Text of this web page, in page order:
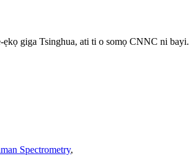
giga Tsinghua, ati ti o somọ CNNC ni bayi.
Spectrometry,